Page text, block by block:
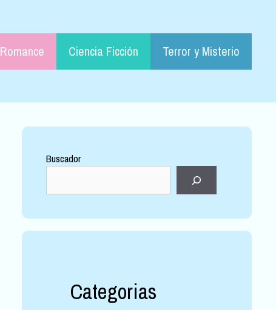
Romance Ciencia Ficción Terror y Misterio
Buscador
Categorias